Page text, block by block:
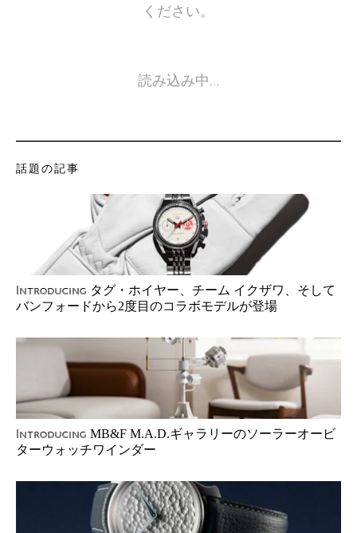
ください。
読み込み中…
話題の記事
Introducing タグ・ホイヤー、チーム イクザワ、そして
バンフォードから2度目のコラボモデルが登場
Introducing MB&F M.A.D.ギャラリーのソーラーオービ
ターウォッチワインダー